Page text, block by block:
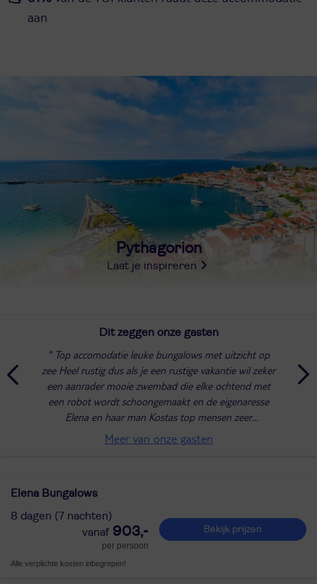
aan
Pythagorion
Laat je inspireren
Dit zeggen onze gasten
Top accomodatie leuke bungalows met uitzicht op
zee Heel rustig dus als je een rustige vakantie wil zeker
een aanrader mooie zwembad die elke ochtend met
een robot wordt schoongemaakt en de eigenaresse
Elena en haar man Kostas top mensen zeer
behulpzaam en heel persoonlijk er wordt gezegd dat
er...
Meer van onze gasten
Elena Bungalows
8 dagen (7 nachten)
903,-
per persoon
Bekijk prijzen
Alle verplichte kosten inbegrepen!